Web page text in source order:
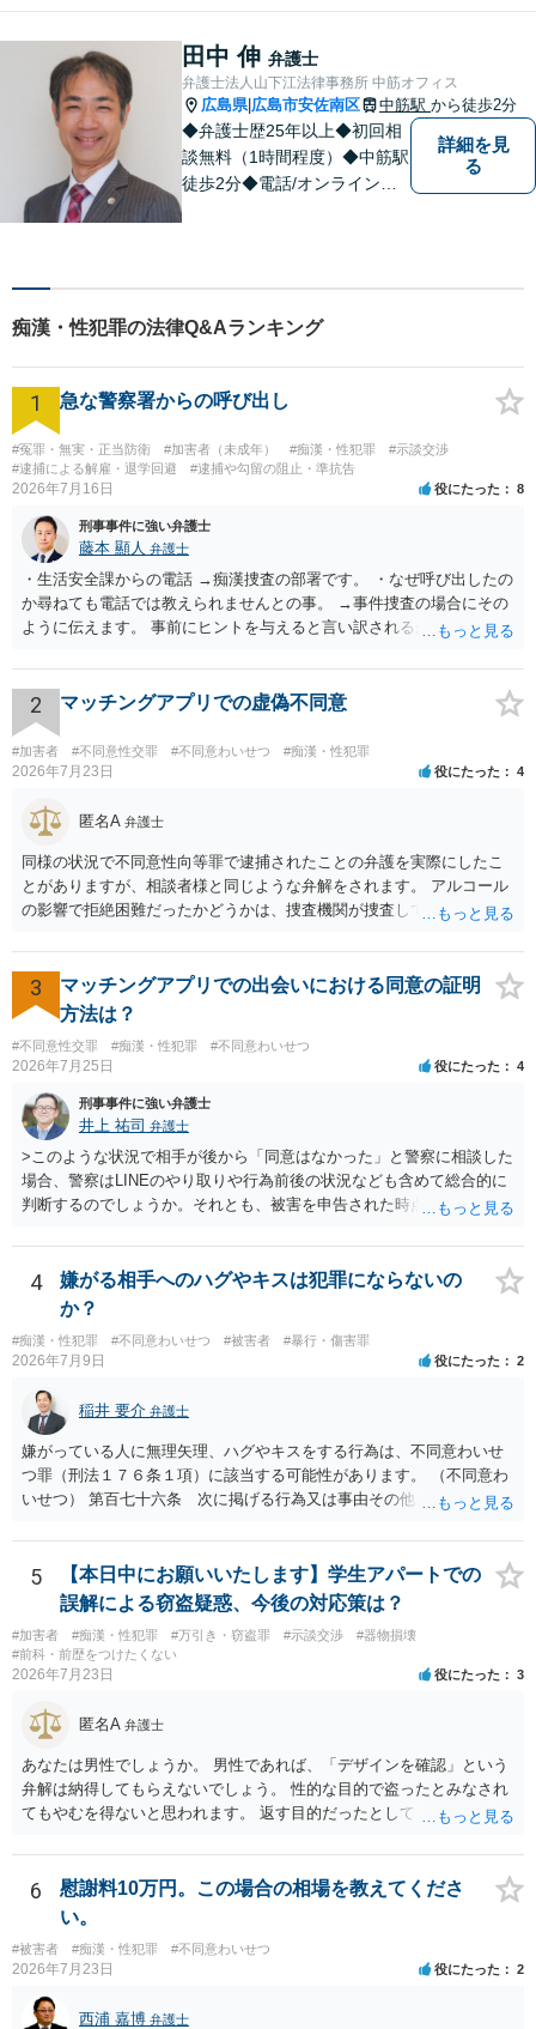
く、紛争を予防するためのア
ドバイスを心がけています。
【法テラス利用可】
田中 伸 弁護士
弁護士法人山下江法律事務所 中筋オフィス
広島県| 広島市安佐南区 中筋駅 から徒歩2分
◆弁護士歴25年以上◆初回相
談無料（1時間程度）◆中筋駅
徒歩2分◆電話/オンライン相
地域の皆様に寄り添い、地域
密着型の法律事務所としてよ
り身近な法的サービスを提供
します。
詳細を見
る
痴漢・性犯罪の法律Q&Aランキング
1 急な警察署からの呼び出し
#冤罪・無実・正当防衛 #加害者（未成年） #痴漢・性犯罪
#示談交渉
#逮捕による解雇・退学回避
#逮捕や勾留の阻止・準抗告
2026年7月16日 役にたった 8
刑事事件に強い弁護士
藤本 顯人 弁護士
・生活安全課からの電話 →痴漢捜査の部署です。 ・なぜ呼び出したの
か尋ねても電話では教えられませんとの事。 →事件捜査の場合にその
ように伝えます。 事前にヒントを与えると言い訳されるからです。 ・
たり →やはり痴漢として疑われているのでは。 そもそも痴漢をやって
ないのであれば、何も疑われる筋合いは無いわけですし狼狽える必要
はないですね。
2 マッチングアプリでの虚偽不同意
#加害者 #不同意性交罪 #不同意わいせつ #痴漢・性犯罪
2026年7月23日 役にたった 4
匿名A 弁護士
同様の状況で不同意性向等罪で逮捕されたことの弁護を実際にしたこ
とがありますが、相談者様と同じような弁解をされます。 アルコール
の影響で拒絶困難だったかどうかは、捜査機関が捜査して判断するこ
分かりません。 また、拒絶困難であったとしても、それについて相談
者様に認識がなければ、「故意」がないという判断になることもあり
ます。 相談者様はあくまで「アルコールの影響はない」「完全なる同
意であった」とのお立場ですので、現時点で、対応できることはない
のではないでしょうか？（同意してたよねと言っても火に油をそそぐ
だけになりかねません。） そのため、現時点でこれ以上アドバイスで
きることはないとなります。これで回答を終わります。
3
マッチングアプリでの出会いにおける同意の証明
方法は？
#不同意性交罪 #痴漢・性犯罪 #不同意わいせつ
2026年7月25日 役にたった 4
刑事事件に強い弁護士
井上 祐司 弁護士
>このような状況で相手が後から「同意はなかった」と警察に相談した
場合、警察はLINEのやり取りや行為前後の状況なども含めて総合的に
判断するのでしょうか。それとも、被害を申告された時点で私がかな
の（不起訴事案）を含めて数件経験していますが、いずれも警察の対
応は前者です。 特に近年は、いわゆる異性間のトラブルから報復的
に不同意性交・不同意わいせつの罪の被害届が出される事案が頻発し
ており、警察も闇雲な逮捕をしないよう慎重になっているため、まず
は前後のＬＩＮＥやInstagram等の履歴をすべて統括的に縦覧して、
「被害者の被害申告内容が本当に信用できるものか」を見極めてから
動くようになっていると感じます。
4
嫌がる相手へのハグやキスは犯罪にならないの
か？
#痴漢・性犯罪 #不同意わいせつ #被害者 #暴行・傷害罪
2026年7月9日 役にたった 2
稲井 要介 弁護士
嫌がっている人に無理矢理、ハグやキスをする行為は、不同意わいせ
つ罪（刑法１７６条１項）に該当する可能性があります。 （不同意わ
いせつ） 第百七十六条 次に掲げる行為又は事由その他これらに類す
うすることが困難な状態にさせ又はその状態にあることに乗じて、わ
いせつな行為をした者は、婚姻関係の有無にかかわらず、六月以上十
年以下の拘禁刑に処する。 一 暴行若しくは脅迫を用いること又はそ
れらを受けたこと。 二 心身の障害を生じさせること又はそれがある
こと。 三 アルコール若しくは薬物を摂取させること又はそれらの影
響があること。 四 睡眠その他の意識が明瞭でない状態にさせること
全うするいとまがないこと。 六 予想と異なる事態に直面させて恐怖
させ、若しくは驚愕がくさせること又はその事態に直面して恐怖し、
若しくは驚愕していること。 七 虐待に起因する心理的反応を生じさ
せること又はそれがあること。 八 経済的又は社会的関係上の地位に
基づく影響力によって受ける不利益を憂慮させること又はそれを憂慮
5
【本日中にお願いいたします】学生アパートでの
誤解による窃盗疑惑、今後の対応策は？
#加害者 #痴漢・性犯罪 #万引き・窃盗罪 #示談交渉
#器物損壊
#前科・前歴をつけたくない
2026年7月23日 役にたった 3
匿名A 弁護士
あなたは男性でしょうか。 男性であれば、「デザインを確認」という
弁解は納得してもらえないでしょう。 性的な目的で盗ったとみなされ
てもやむを得ないと思われます。 返す目的だったとしても、性的な目
法領得の意思は発現しており、窃盗の既遂罪は成立し得まると思われ
ます。 元の場所に戻したのは、前述の目的を遂行する関係上、ばれな
いように戻したと評価されることになるのではないかと思います。 防
犯カメラに写っているのがあなたなのかは不明ですが、極めて深刻な
事態になっているのは確かです。お早目にご両親などとも相談して、
弁護士を依頼の上、示談の方向で動かれるのがよろしいかと思いま
す。
6
慰謝料10万円。この場合の相場を教えてくださ
い。
#被害者 #痴漢・性犯罪 #不同意わいせつ
2026年7月23日 役にたった 2
西浦 嘉博 弁護士